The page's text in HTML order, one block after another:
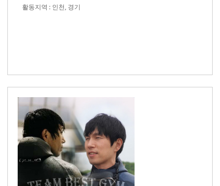
활동지역 : 인천, 경기